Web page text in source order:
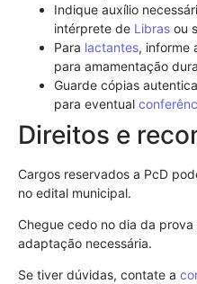
Indique auxílio
intérprete de Libras ou
Para lactantes, informe
para amamentação
Guarde cópias
para eventual
Direitos e
Cargos reservados a PcD
no edital municipal.
Chegue cedo no dia da
adaptação necessária.
Se tiver dúvidas, contate a